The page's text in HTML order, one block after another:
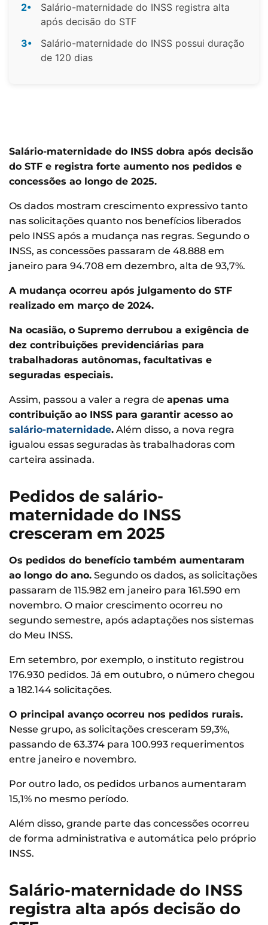
2•
Salário-maternidade do INSS registra alta
após decisão do STF
3•
Salário-maternidade do INSS possui duração
de 120 dias
Salário-maternidade do INSS dobra após decisão
do STF e registra forte aumento nos pedidos e
concessões ao longo de 2025.
Os dados mostram crescimento expressivo tanto
nas solicitações quanto nos benefícios liberados
pelo INSS após a mudança nas regras. Segundo o
INSS, as concessões passaram de 48.888 em
janeiro para 94.708 em dezembro, alta de 93,7%.
A mudança ocorreu após julgamento do STF
realizado em março de 2024.
Na ocasião, o Supremo derrubou a exigência de
dez contribuições previdenciárias para
trabalhadoras autônomas, facultativas e
seguradas especiais.
Assim, passou a valer a regra de apenas uma
contribuição ao INSS para garantir acesso ao
salário-maternidade. Além disso, a nova regra
igualou essas seguradas às trabalhadoras com
carteira assinada.
Pedidos de salário-
maternidade do INSS
cresceram em 2025
Os pedidos do benefício também aumentaram
ao longo do ano. Segundo os dados, as solicitações
passaram de 115.982 em janeiro para 161.590 em
novembro. O maior crescimento ocorreu no
segundo semestre, após adaptações nos sistemas
do Meu INSS.
Em setembro, por exemplo, o instituto registrou
176.930 pedidos. Já em outubro, o número chegou
a 182.144 solicitações.
O principal avanço ocorreu nos pedidos rurais.
Nesse grupo, as solicitações cresceram 59,3%,
passando de 63.374 para 100.993 requerimentos
entre janeiro e novembro.
Por outro lado, os pedidos urbanos aumentaram
15,1% no mesmo período.
Além disso, grande parte das concessões ocorreu
de forma administrativa e automática pelo próprio
INSS.
Salário-maternidade do INSS
registra alta após decisão do